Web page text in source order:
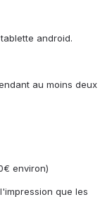
android.
au moins deux
environ)
que les